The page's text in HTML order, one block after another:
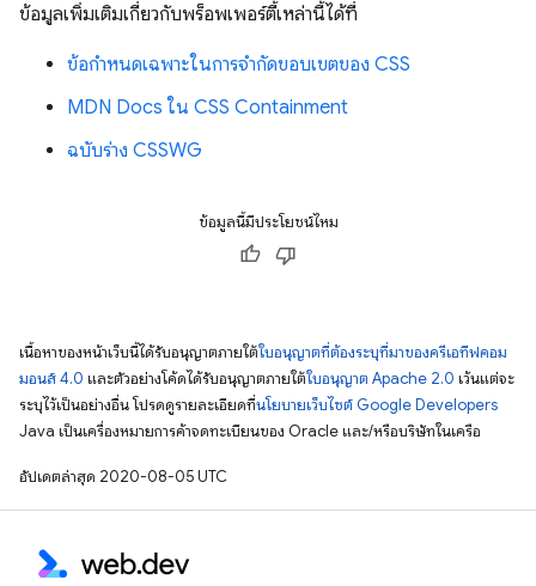
ข้อมูลเพิ่มเติมเกี่ยวกับพร็อพเพอร์ตี้เหล่านี้ได้ที่
ข้อกำหนดเฉพาะในการจำกัดขอบเขตของ CSS
MDN Docs ใน CSS Containment
ฉบับร่าง CSSWG
ข้อมูลนี้มีประโยชน์ไหม
เนื้อหาของหน้าเว็บนี้ได้รับอนุญาตภายใต้ใบอนุญาตที่ต้องระบุที่มาของครีเอทีฟคอม
มอนส์ 4.0 และตัวอย่างโค้ดได้รับอนุญาตภายใต้ใบอนุญาต Apache 2.0 เว้นแต่จะ
ระบุไว้เป็นอย่างอื่น โปรดดูรายละเอียดที่นโยบายเว็บไซต์ Google Developers
Java เป็นเครื่องหมายการค้าจดทะเบียนของ Oracle และ/หรือบริษัทในเครือ
อัปเดตล่าสุด 2020-08-05 UTC